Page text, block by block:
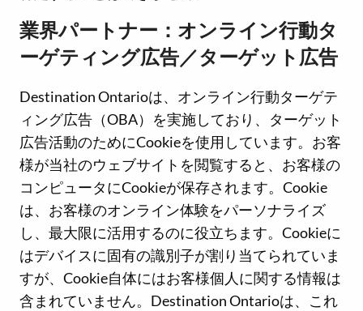
業界パートナー：オンライン行動タ
ーゲティング広告／ターゲット広告
Destination Ontarioは、オンライン行動ターゲテ
ィング広告（OBA）を実施しており、ターゲット
広告活動のためにCookieを使用しています。お客
様が当社のウェブサイトを閲覧すると、お客様の
コンピュータにCookieが保存されます。Cookie
は、お客様のオンライン体験をパーソナライズ
し、最大限に活用するのに役立ちます。Cookieに
はデバイスに固有の識別子が割り当てられていま
すが、Cookie自体にはお客様個人に関する情報は
含まれていません。Destination Ontarioは、これ